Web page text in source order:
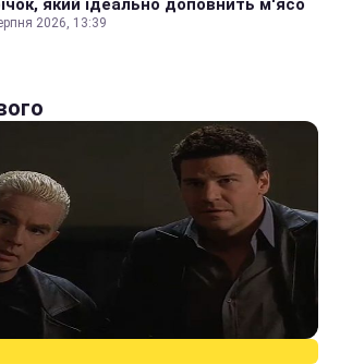
який ідеально доповнить м'ясо
2026, 13:39